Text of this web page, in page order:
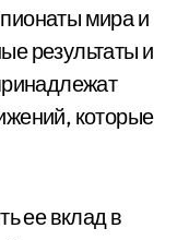
мира и
результаты и
которые
ее вклад в